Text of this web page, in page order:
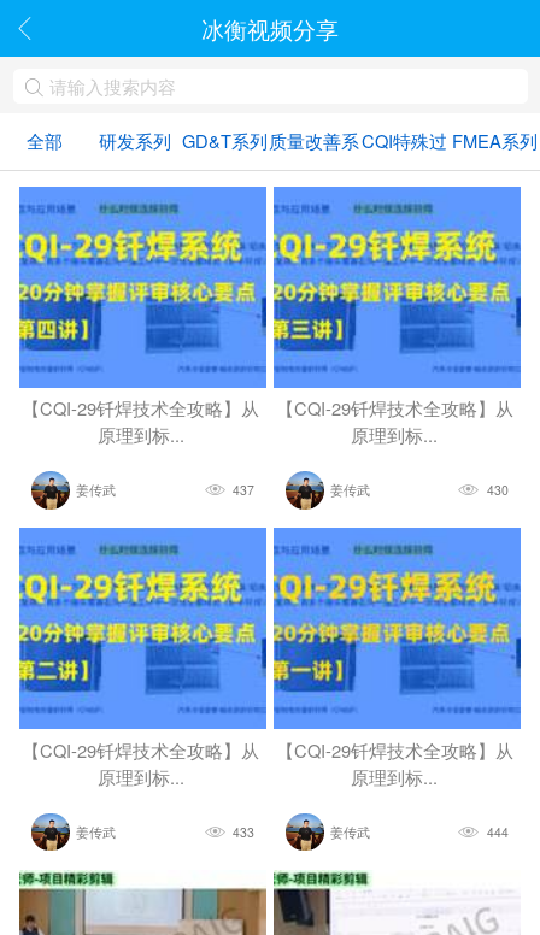
冰衡视频分享
全部 研发系列 GD&T系列质量改善系CQI特殊过
程
FMEA系列
【CQI-29钎焊技术全攻略】从
原理到标...
姜传武 437
【CQI-29钎焊技术全攻略】从
原理到标...
姜传武 430
【CQI-29钎焊技术全攻略】从
原理到标...
姜传武 433
【CQI-29钎焊技术全攻略】从
原理到标...
姜传武 444